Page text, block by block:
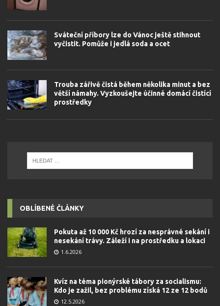
Sváteční příbory lze do Vánoc ještě stihnout
vyčistit. Pomůže i jedlá soda a ocet
Trouba zářivě čistá během několika minut a bez
větší námahy. Vyzkoušejte účinné domácí čistící
prostředky
OBLÍBENÉ ČLÁNKY
Pokuta až 10 000 Kč hrozí za nesprávné sekání i
nesekání trávy. Záleží i na prostředku a lokaci
1.6.2026
Kvíz na téma pionýrské tábory za socialismu:
Kdo je zažil, bez problému získá 12 ze 12 bodů
12.5.2026